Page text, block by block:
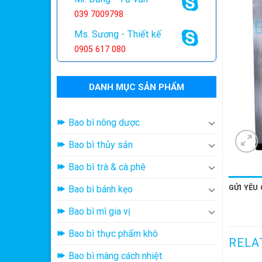
039 7009798
Ms. Sương - Thiết kế
0905 617 080
DANH MỤC SẢN PHẨM
Bao bì nông dược
Bao bì thủy sản
Bao bì trà & cà phê
Bao bì bánh kẹo
Bao bì mì gia vị
Bao bì thực phẩm khô
Bao bì màng cách nhiệt
GỬI YÊU